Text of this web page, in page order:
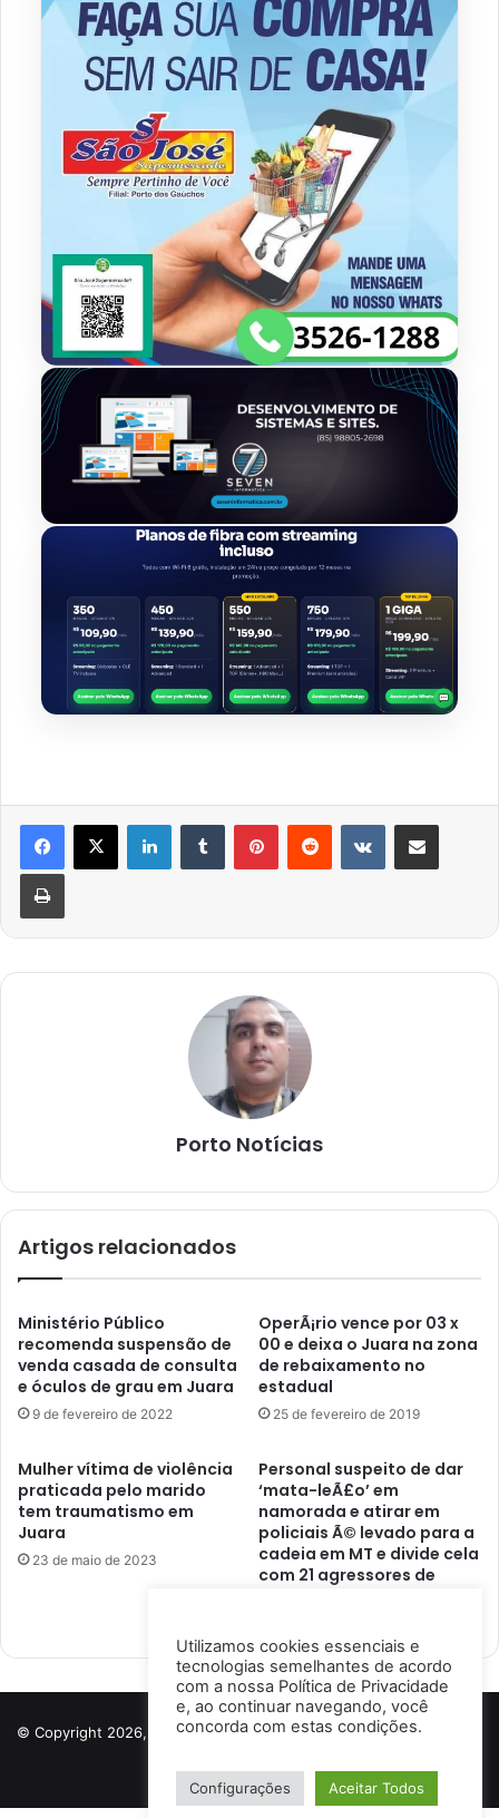
LinkedinTumblr PinterestReddit VK Compartilhar via e-mail
Imprimir
Porto Notícias
Artigos relacionados
Ministério Público
recomenda suspensão de
venda casada de consulta
e óculos de grau em Juara
9 de fevereiro de 2022
OperÃ¡rio vence por 03 x
00 e deixa o Juara na zona
de rebaixamento no
estadual
25 de fevereiro de 2019
Mulher vítima de violência
praticada pelo marido
tem traumatismo em
Juara
23 de maio de 2023
Personal suspeito de dar
‘mata-leÃ£o’ em
namorada e atirar em
policiais Ã© levado para a
cadeia em MT e divide cela
com 21 agressores de
© Copyright 2026, Todos os direitos reservados a Porto Notícias |
Desenvolvido porIsmael Lima
Utilizamos cookies essenciais e
tecnologias semelhantes de acordo
com a nossa Política de Privacidade
e, ao continuar navegando, você
concorda com estas condições.
Configurações Aceitar Todos